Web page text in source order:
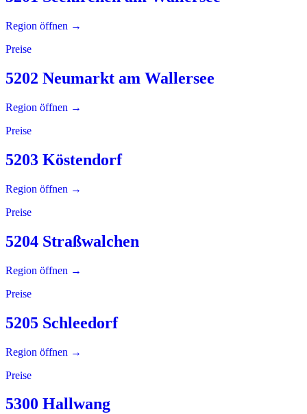
Region öffnen →
Preise
5202 Neumarkt am Wallersee
Region öffnen →
Preise
5203 Köstendorf
Region öffnen →
Preise
5204 Straßwalchen
Region öffnen →
Preise
5205 Schleedorf
Region öffnen →
Preise
5300 Hallwang